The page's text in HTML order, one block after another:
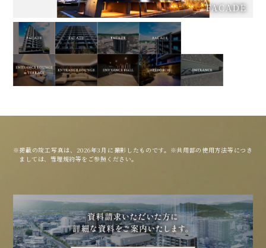
FACADE
掲載の竣工写真は、2026年3月に撮影したものです。※共用部の使用方法等につき
ましては、管理規約等をご参照ください。